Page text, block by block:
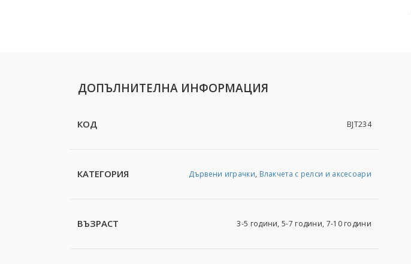
ДОПЪЛНИТЕЛНА ИНФОРМАЦИЯ
КОД BJT234
КАТЕГОРИЯ Дървени играчки, Влакчета с релси и аксесоари
ВЪЗРАСТ 3-5 години, 5-7 години, 7-10 години